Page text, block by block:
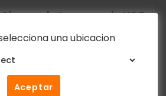
una ubicacion
Aceptar
Lasqueado Y&D
Y&D Ricos
Añadir al carrito